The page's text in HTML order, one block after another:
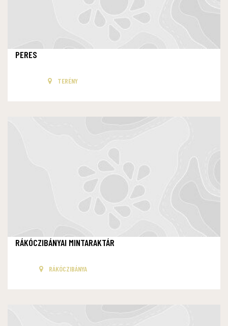
PERES
TERÉNY
RÁKÓCZIBÁNYAI MINTARAKTÁR
RÁKÓCZIBÁNYA